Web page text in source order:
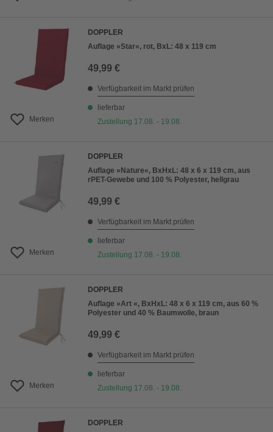
Merken
DOPPLER
Auflage »Star«, rot, BxL: 48 x 119 cm
49,99 €
Verfügbarkeit im Markt prüfen
lieferbar
Zustellung 17.08. - 19.08.
Merken
DOPPLER
Auflage »Nature«, BxHxL: 48 x 6 x 119 cm, aus
rPET-Gewebe und 100 % Polyester, hellgrau
49,99 €
Verfügbarkeit im Markt prüfen
lieferbar
Zustellung 17.08. - 19.08.
Merken
DOPPLER
Auflage »Art «, BxHxL: 48 x 6 x 119 cm, aus 60 %
Polyester und 40 % Baumwolle, braun
49,99 €
Verfügbarkeit im Markt prüfen
lieferbar
Zustellung 17.08. - 19.08.
DOPPLER